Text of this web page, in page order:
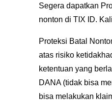
Segera dapatkan
nonton di TIX ID.
Proteksi Batal
atas risiko
ketentuan yang
DANA (tidak bisa
bisa melakukan